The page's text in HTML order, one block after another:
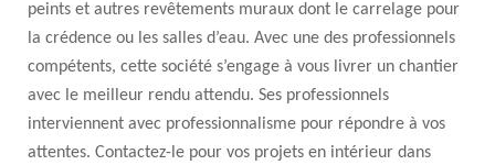
peints et autres revêtements muraux dont le carrelage pour
la crédence ou les salles d’eau. Avec une des professionnels
compétents, cette société s’engage à vous livrer un chantier
avec le meilleur rendu attendu. Ses professionnels
interviennent avec professionnalisme pour répondre à vos
attentes. Contactez-le pour vos projets en intérieur dans